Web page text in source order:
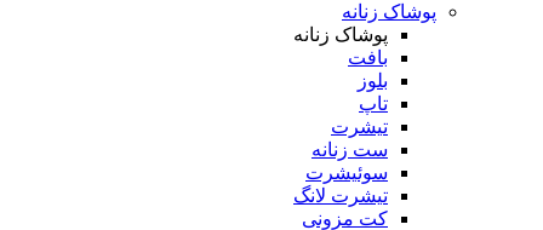
پوشاک زنانه
پوشاک زنانه
بافت
بلوز
تاپ
تیشرت
ست زنانه
سوئیشرت
تیشرت لانگ
کت مزونی